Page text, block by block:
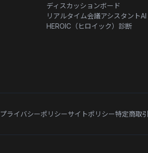
ディスカッションボード
リアルタイム会議アシスタントAI
HEROIC（ヒロイック）診断
プライバシーポリシーサイトポリシー特定商取